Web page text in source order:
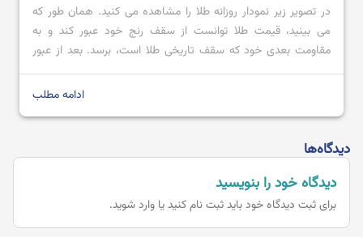
در تصویر زیر نمودار روزانه طلا را مشاهده می کنید. همان طور که
می بینید، قیمت طلا توانست از سقف رنج خود عبور کند و به
مقاومت بعدی خود که سقف تاریخی طلا است، برسد. بعد از عبور
قیمت از محدوده مقاومتی 2728.80 تا 2711.57 با کندل صعودی
ادامه مطلب
دیدگاه‌ها
دیدگاه خود را بنویسید
برای ثبت دیدگاه خود بایدثبت نام کنید یا وارد شوید.